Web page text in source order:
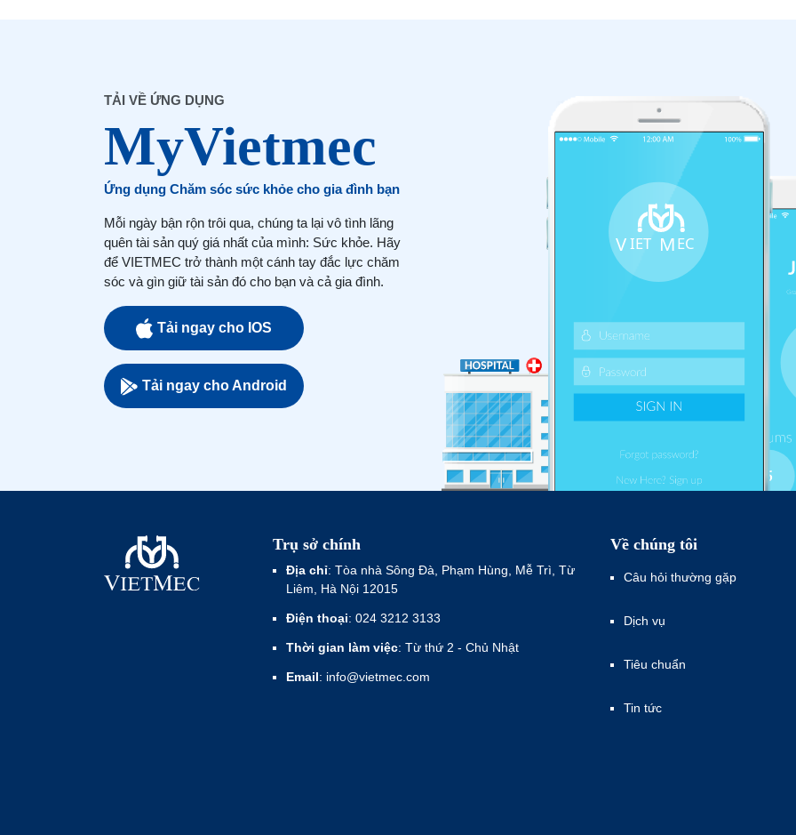
TẢI VỀ ỨNG DỤNG
Ứng dụng Chăm sóc sức khỏe cho gia đình bạn
Mỗi ngày bận rộn trôi qua, chúng ta lại vô tình lãng
quên tài sản quý giá nhất của mình: Sức khỏe. Hãy
để VIETMEC trở thành một cánh tay đắc lực chăm
sóc và gìn giữ tài sản đó cho bạn và cả gia đình.
Tải ngay cho IOS
Tải ngay cho Android
Trụ sở chính
Địa chỉ: Tòa nhà Sông Đà, Phạm Hùng, Mễ Trì, Từ
Liêm, Hà Nội 12015
Điện thoại: 024 3212 3133
Thời gian làm việc: Từ thứ 2 - Chủ Nhật
Email: info@vietmec.com
Về chúng tôi
Câu hỏi thường gặp
Dịch vụ
Tiêu chuẩn
Tin tức